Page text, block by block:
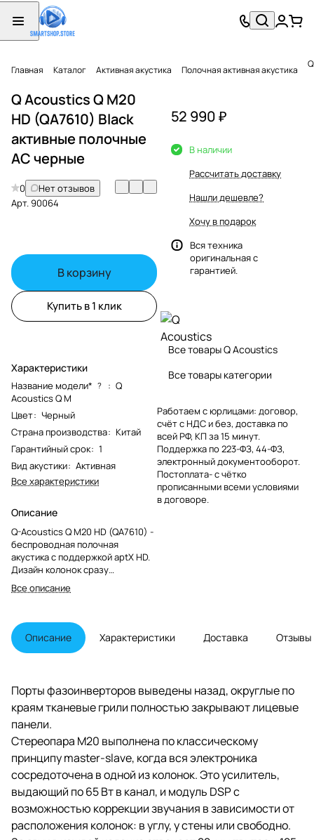
Главная Каталог Активная акустика Полочная активная акустика
Q Acoustics Q M20
HD (QA7610) Black
активные полочные
АС черные
0
Нет отзывов
Арт.90064
В корзину
Купить в 1 клик
Характеристики
Название модели* ? : Q
Acoustics Q M
Цвет: Черный
Страна производства: Китай
Гарантийный срок: 1
Вид акустики: Активная
Все характеристики
Описание
Q-Acoustics Q M20 HD (QA7610) -
беспроводная полочная
акустика с поддержкой aptX HD.
Дизайн колонок сразу
ассоциируется с Q Acoustics —
закругленные углы и тонкие
фирменную внутреннюю
фиксацию P2PTM (Point to Point).
Все описание
52 990 ₽
В наличии
Рассчитать доставку
Нашли дешевле?
Хочу в подарок
Вся техника
оригинальная с
гарантией.
Все товары Q Acoustics
Все товары категории
Работаем с юрлицами: договор,
счёт с НДС и без, доставка по
всей РФ, КП за 15 минут.
Поддержка по 223-ФЗ, 44-ФЗ,
электронный документооборот.
Постоплата- с чётко
прописанными всеми условиями
в договоре.
Описание Характеристики Доставка Отзывы
Порты фазоинверторов выведены назад, округлые по
краям тканевые грили полностью закрывают лицевые
панели.
Стереопара M20 выполнена по классическому
принципу master-slave, когда вся электроника
сосредоточена в одной из колонок. Это усилитель,
выдающий по 65 Вт в канал, и модуль DSP с
возможностью коррекции звучания в зависимости от
расположения колонок: в углу, у стены или свободно.